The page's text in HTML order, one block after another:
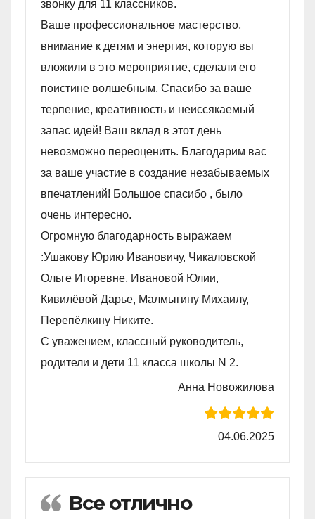
звонку для 11 классников.
Ваше профессиональное мастерство,
внимание к детям и энергия, которую вы
вложили в это мероприятие, сделали его
поистине волшебным. Спасибо за ваше
терпение, креативность и неиссякаемый
запас идей! Ваш вклад в этот день
невозможно переоценить. Благодарим вас
за ваше участие в создание незабываемых
впечатлений! Большое спасибо , было
очень интересно.
Огромную благодарность выражаем
:Ушакову Юрию Ивановичу, Чикаловской
Ольге Игоревне, Ивановой Юлии,
Кивилëвой Дарье, Малмыгину Михаилу,
Перепëлкину Никите.
С уважением, классный руководитель,
родители и дети 11 класса школы N 2.
Анна Новожилова
04.06.2025
Все отлично